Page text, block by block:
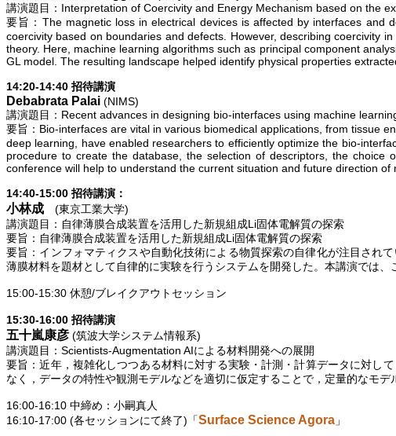
講演題目： Interpretation of Coercivity and Energy Mechanism based on the
要旨： The magnetic loss in electrical devices is affected by interfaces and
coercivity based on boundaries and defects. However, describing coercivity
theory. Here, machine learning algorithms such as principal component
GL model. The resulting landscape helped identify physical properties
14:20-14:40 招待講演
Debabrata Palai (NIMS)
講演題目： Recent advances in designing bio-interfaces using machine
要旨： Bio-interfaces are vital in various biomedical applications, from tissue
deep learning, have enabled researchers to efficiently optimize the bio-
procedure to create the database, the selection of descriptors, the
conference will help to understand the current situation and future direction of
14:40-15:00 招待講演：
小林成 (東京工業大学)
講演題目：自律薄膜合成装置を活用した新規組成Li固体電解質の探索
要旨：自律薄膜合成装置を活用した新規組成Li固体電解質の探索
要旨：インフォマティクスや自動化技術による物質探索の自律化が注目され
薄膜材料を題材として自律的に実験を行うシステムを開発した。本講演では、
15:00-15:30 休憩/ブレイクアウトセッション
15:30-16:00 招待講演
五十嵐康彦 (筑波大学システム情報系)
講演題目： Scientists-Augmentation AIによる材料開発への展開
要旨：近年，複雑化しつつある材料に対する実験・計測・計算データに対し
なく，データの特性や観測モデルなどを適切に仮定することで，定量的なモ
16:00-16:10 中締め：小嗣真人
16:10-17:00 (各セッションにて終了) 「Surface Science Agora 」